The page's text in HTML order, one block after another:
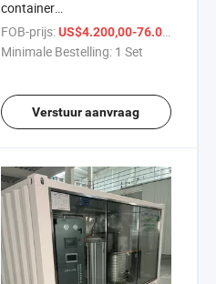
container
zuurstofgeneratiestation
zuurstofgeneratiekamer
FOB-prijs: US$4.200,00-76.000,00
Minimale Bestelling: 1 Set
Verstuur aanvraag